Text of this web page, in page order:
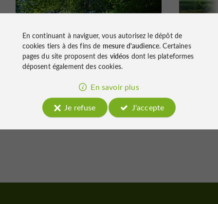
Autour de Caupenne - à
pied
4,9 km - Caupenne-d'Armagnac
En continuant à naviguer, vous autorisez le dépôt de
cookies tiers à des fins de mesure d'audience. Certaines
pages du site proposent des vidéos dont les plateformes
déposent également des cookies.
En savoir plus
Je refuse
J'accepte